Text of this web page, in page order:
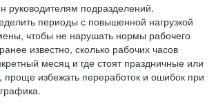
руководителям подразделений.
периоды с повышенной нагрузкой
чтобы не нарушать нормы рабочего
известно, сколько рабочих часов
месяц и где стоят праздничные или
избежать переработок и ошибок при